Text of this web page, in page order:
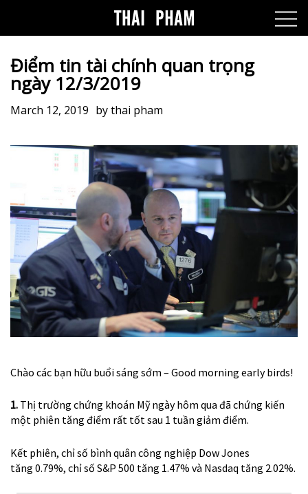
Điểm tin tài chính quan trọng
ngày 12/3/2019
March 12, 2019 bythai pham
Chào các bạn hữu buổi sáng sớm – Good morning early birds!
1. Thị trường chứng khoán Mỹ ngày hôm qua đã chứng kiến
một phiên tăng điểm rất tốt sau 1 tuần giảm điểm.
Kết phiên, chỉ số bình quân công nghiệp Dow Jones
tăng 0.79%, chỉ số S&P 500 tăng 1.47% và Nasdaq tăng 2.02%.